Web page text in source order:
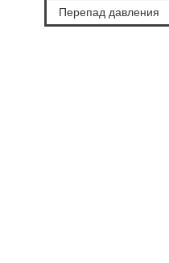
Перепад давления